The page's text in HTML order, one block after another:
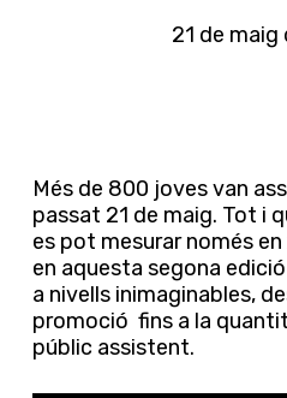
21 de maig
Més de 800 joves van
passat 21 de maig. Tot i
es pot mesurar només
en aquesta segona
a nivells inimaginables,
promoció fins a la
públic assistent.